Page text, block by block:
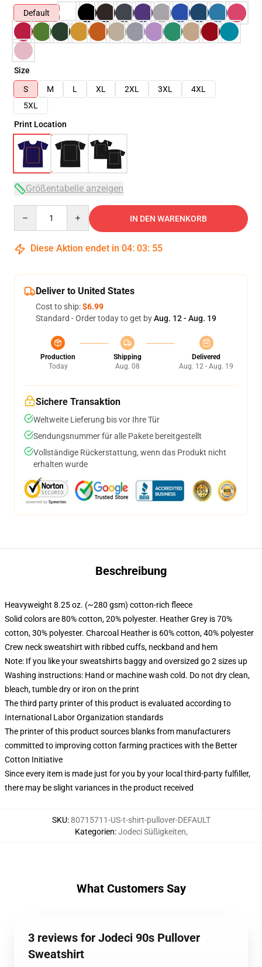
Default
Size
S
M L XL 2XL 3XL
4XL
5XL
Print Location
Größentabelle anzeigen
IN DEN WARENKORB
Diese Aktion endet in 04: 03: 54
Deliver to United States
Cost to ship:$6.99
Standard - Order today to get byAug. 12 - Aug. 19
Production
Today
Shipping
Aug. 08
Delivered
Aug. 12 - Aug. 19
Sichere Transaktion
Weltweite Lieferung bis vor Ihre Tür
Sendungsnummer für alle Pakete bereitgestellt
Vollständige Rückerstattung, wenn das Produkt nicht
erhalten wurde
Beschreibung
Heavyweight 8.25 oz. (~280 gsm) cotton-rich fleece
Solid colors are 80% cotton, 20% polyester. Heather Grey is 70%
cotton, 30% polyester. Charcoal Heather is 60% cotton, 40% polyester
Crew neck sweatshirt with ribbed cuffs, neckband and hem
Note: If you like your sweatshirts baggy and oversized go 2 sizes up
Washing instructions: Hand or machine wash cold. Do not dry clean,
bleach, tumble dry or iron on the print
The third party printer of this product is evaluated according to
International Labor Organization standards
The printer of this product sources blanks from manufacturers
committed to improving cotton farming practices with the Better
Cotton Initiative
Since every item is made just for you by your local third-party fulfiller,
there may be slight variances in the product received
SKU:80715711-US-t-shirt-pullover-DEFAULT
Kategorien:Jodeci Süßigkeiten,
What Customers Say
3 reviews for Jodeci 90s Pullover
Sweatshirt